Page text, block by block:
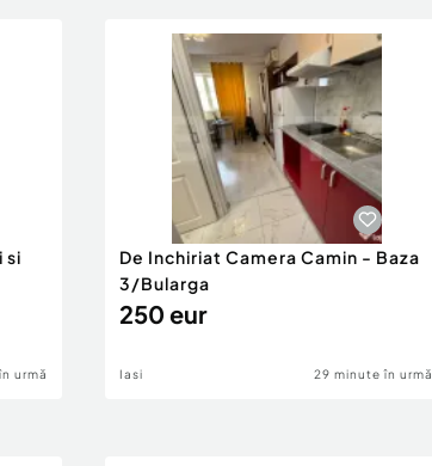
si
urmă
De Inchiriat Camera Camin - Baza
3/Bularga
250 eur
Iasi 29 minute în urmă